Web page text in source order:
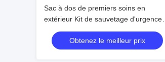
Sac à dos de premiers soins en
extérieur Kit de sauvetage d'urgence
Anti-tremblement de terre sac
d'urgence d'inondation Grande
capacité
Obtenez le meilleur prix